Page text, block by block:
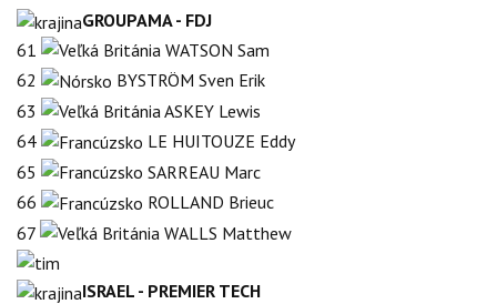
GROUPAMA - FDJ
61
WATSON Sam
62
BYSTRÖM Sven Erik
63
ASKEY Lewis
64
LE HUITOUZE Eddy
65
SARREAU Marc
66
ROLLAND Brieuc
67
WALLS Matthew
ISRAEL - PREMIER TECH